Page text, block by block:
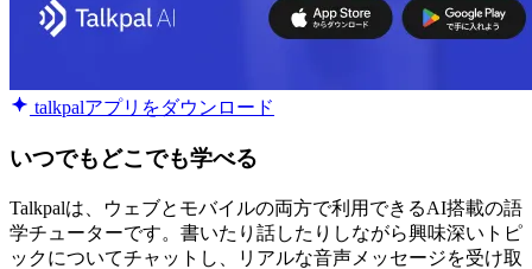
talkpalアプリをダウンロード
いつでもどこでも学べる
Talkpalは、ウェブとモバイルの両方で利用できるAI搭載の語
学チューターです。書いたり話したりしながら興味深いトピ
ックについてチャットし、リアルな音声メッセージを受け取